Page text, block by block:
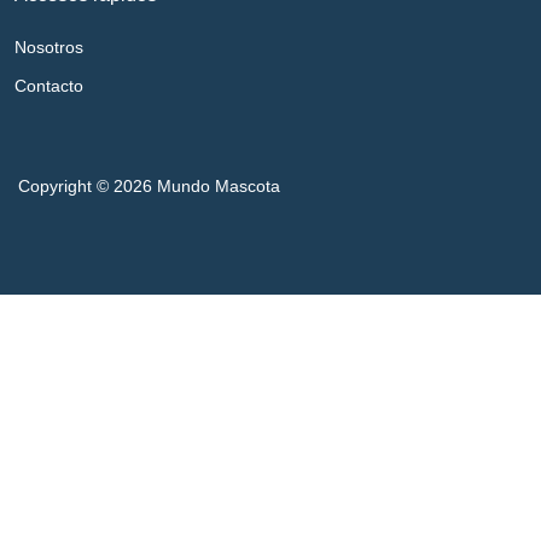
Nosotros
Contacto
Copyright © 2026 Mundo Mascota